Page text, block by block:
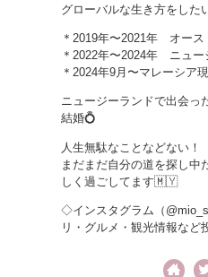
グローバルな生き方をした
＊2019年〜2021年 オース
＊2022年〜2024年 ニュー
＊2024年9月〜マレーシア
ニュージーランドで出会っ
結婚💍
人生無駄なことなどない！
まだまだ自分の道を探し中
しく過ごしてます🇲🇾
◇インスタグラム（
リ・グルメ・観光情報など